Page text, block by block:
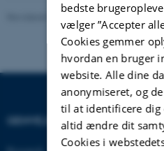
GENVEJE
bedste
vælger ”Accepter
Cookies gemmer
hvordan en bruger
website. Alle dine
anonymiseret, og
til at identificere dig
altid ændre dit
Cookies i